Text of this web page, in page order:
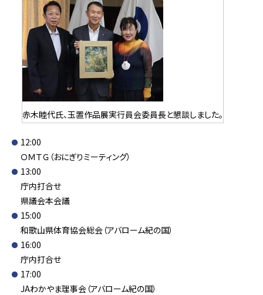
赤木睦代氏、玉置作品展実行員会委員長と懇談しました。
12:00
ＯＭＴＧ（おにぎりミーティング）
13:00
庁内打合せ
県議会本会議
15:00
和歌山県体育協会総会（アバローム紀の国）
16:00
庁内打合せ
17:00
JAわかやま理事会（アバローム紀の国）